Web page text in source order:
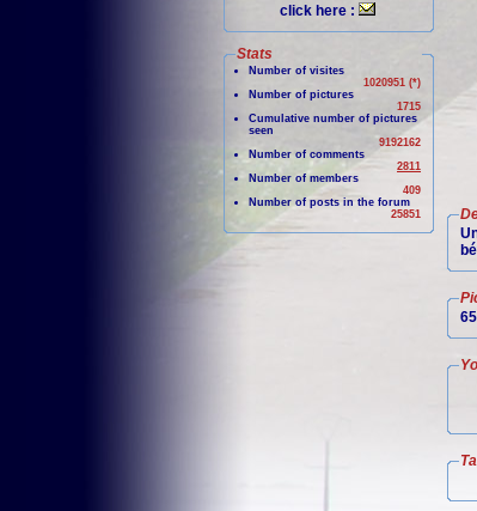
click here :
Stats
Number of visites
1020951 (*)
Number of pictures
1715
Cumulative number of pictures
seen
9192162
Number of comments
2811
Number of members
409
Number of posts in the forum
25851